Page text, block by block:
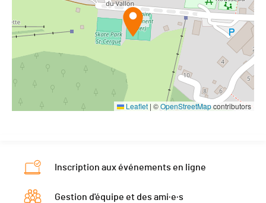
Leaflet | ©OpenStreetMapcontributors
Inscription aux événements en ligne
Gestion d'équipe et des ami·e·s